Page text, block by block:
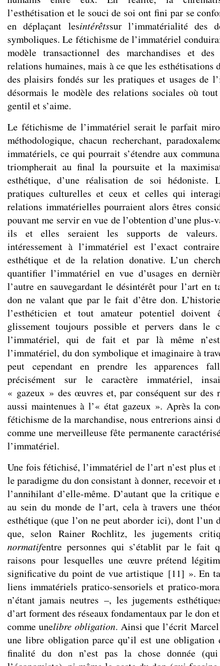
l’esthétisation et le souci de soi ont fini par se
en déplaçant lesintérêtssur l’immatérialité des
symboliques. Le fétichisme de l’immatériel
modèle transactionnel des marchandises et
relations humaines, mais à ce que les
des plaisirs fondés sur les pratiques et usages de
désormais le modèle des relations sociales où
gentil et s’aime.
Le fétichisme de l’immatériel serait le parfait
méthodologique, chacun recherchant,
immatériels, ce qui pourrait s’étendre aux
triompherait au final la poursuite et la
esthétique, d’une réalisation de soi hédoniste.
pratiques culturelles et ceux et celles qui
relations immatérielles pourraient alors êtres
pouvant me servir en vue de l’obtention d’une
ils et elles seraient les supports de
intéressement à l’immatériel est l’exact
esthétique et de la relation donative. L’un
quantifier l’immatériel en vue d’usages en
l’autre en sauvegardant le désintérêt pour l’art en
don ne valant que par le fait d’être don.
l’esthéticien et tout amateur potentiel
glissement toujours possible et pervers dans le
l’immatériel, qui de fait et par là même
l’immatériel, du don symbolique et imaginaire à
peut cependant en prendre les apparences
précisément sur le caractère immatériel,
« gazeux » des œuvres et, par conséquent sur des
aussi maintenues à l’« état gazeux ». Après la
fétichisme de la marchandise, nous entrerions ainsi
comme une merveilleuse fête permanente
l’immatériel.
Une fois fétichisé, l’immatériel de l’art n’est plus et
le paradigme du don consistant à donner, recevoir
l’annihilant d’elle-même. D’autant que la critique
au sein du monde de l’art, cela à travers une
esthétique (que l’on ne peut aborder ici), dont l’un
que, selon Rainer Rochlitz, les jugements
normatifentre personnes qui s’établit par le fait
raisons pour lesquelles une œuvre prétend
significative du point de vue artistique [11] ». En
liens immatériels pratico-sensoriels et pratico-
n’étant jamais neutres –, les jugements
d’art forment des réseaux fondamentaux par le don
comme unelibre obligation. Ainsi que l’écrit
une libre obligation parce qu’il est une
finalité du don n’est pas la chose donnée